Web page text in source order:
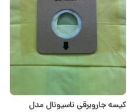
کیسه جاروبرقی ناسیونال مدل